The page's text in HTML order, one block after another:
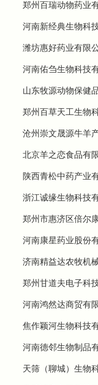
郑州百瑞动物药业
河南新经典生物科
潍坊惠好药业有限
河南佑刍生物科技
山东牧源动物保健
郑州百草天工生物
沧州崇文晟源牛羊
北京羊之恋食品有
陕西青松中药产业
浙江诚缘生物科技
郑州市惠济区倍尔
河南康星药业股份
济南精益达农牧机
郑州甘道夫电子科
河南鸿然达商贸有
焦作颖河生物科技
河南德邻生物制品
天筛（聊城）生物